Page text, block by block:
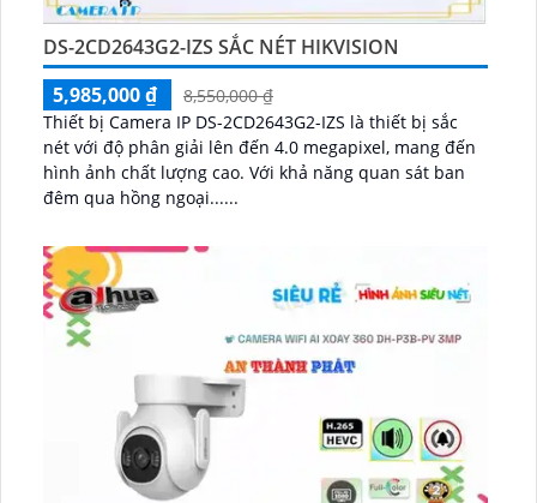
DS-2CD2643G2-IZS SẮC NÉT HIKVISION
5,985,000 ₫
8,550,000 ₫
Thiết bị Camera IP DS-2CD2643G2-IZS là thiết bị sắc
nét với độ phân giải lên đến 4.0 megapixel, mang đến
hình ảnh chất lượng cao. Với khả năng quan sát ban
đêm qua hồng ngoại......